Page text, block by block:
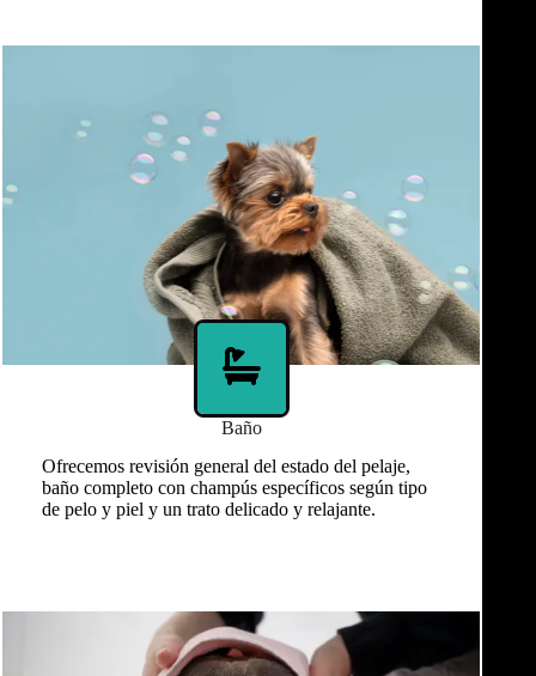
Baño
Ofrecemos revisión general del estado del pelaje,
baño completo con champús específicos según tipo
de pelo y piel y un trato delicado y relajante.